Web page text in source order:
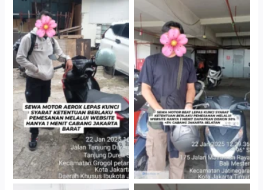
Cabang Jakarta Barat
Cityplaza Jatinegara
Gedung Parkir P6A